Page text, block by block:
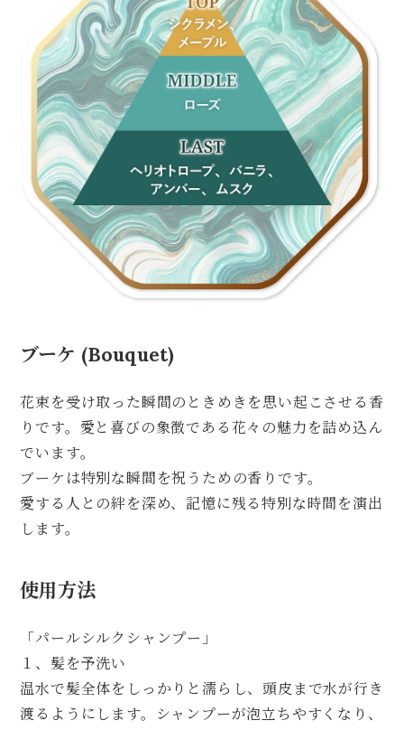
ブーケ (Bouquet)
花束を受け取った瞬間のときめきを思い起こさせる香
りです。愛と喜びの象徴である花々の魅力を詰め込ん
でいます。
ブーケは特別な瞬間を祝うための香りです。
愛する人との絆を深め、記憶に残る特別な時間を演出
します。
使用方法
「パールシルクシャンプー」
１、髪を予洗い
温水で髪全体をしっかりと濡らし、頭皮まで水が行き
渡るようにします。シャンプーが泡立ちやすくなり、